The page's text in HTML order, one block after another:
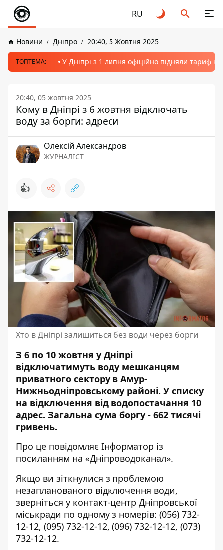
RU
Новини Дніпро 20:40, 5 Жовтня 2025
ТОПТЕМА: У Дніпрі з 1 липня офіційно підняли тариф
20:40, 05 жовтня 2025
Кому в Дніпрі з 6 жовтня відключать
воду за борги: адреси
Олексій Александров
ЖУРНАЛІСТ
👍
Хто в Дніпрі залишиться без води через борги
З 6 по 10 жовтня у Дніпрі
відключатимуть воду мешканцям
приватного сектору в Амур-
Нижньодніпровському районі. У списку
на відключення від водопостачання 10
адрес. Загальна сума боргу - 662 тисячі
гривень.
Про це повідомляє Інформатор із
посиланням на «Дніпроводоканал».
Якщо ви зіткнулися з проблемою
незапланованого відключення води,
зверніться у контакт-центр Дніпровської
міськради по одному з номерів: (056) 732-
12-12, (095) 732-12-12, (096) 732-12-12, (073)
732-12-12.